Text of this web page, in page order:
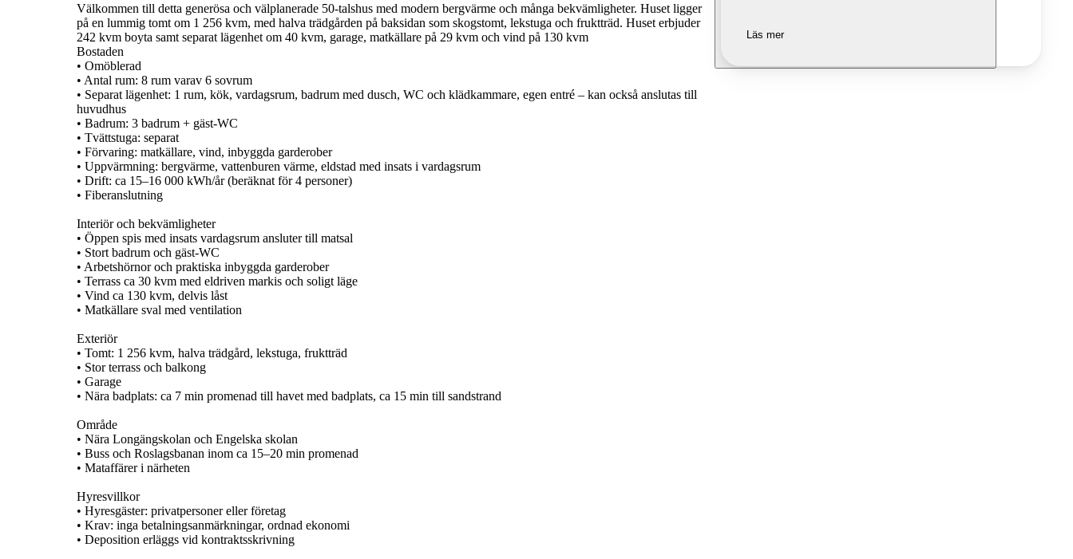
Välkommen till detta generösa och välplanerade 50-talshus med modern bergvärme och många bekvämligheter. Huset ligger
på en lummig tomt om 1 256 kvm, med halva trädgården på baksidan som skogstomt, lekstuga och fruktträd. Huset erbjuder
242 kvm boyta samt separat lägenhet om 40 kvm, garage, matkällare på 29 kvm och vind på 130 kvm
Bostaden
• Omöblerad
• Antal rum: 8 rum varav 6 sovrum
• Separat lägenhet: 1 rum, kök, vardagsrum, badrum med dusch, WC och klädkammare, egen entré – kan också anslutas till
huvudhus
• Badrum: 3 badrum + gäst-WC
• Tvättstuga: separat
• Förvaring: matkällare, vind, inbyggda garderober
• Uppvärmning: bergvärme, vattenburen värme, eldstad med insats i vardagsrum
• Drift: ca 15–16 000 kWh/år (beräknat för 4 personer)
• Fiberanslutning
Interiör och bekvämligheter
• Öppen spis med insats vardagsrum ansluter till matsal
• Stort badrum och gäst-WC
• Arbetshörnor och praktiska inbyggda garderober
• Terrass ca 30 kvm med eldriven markis och soligt läge
• Vind ca 130 kvm, delvis låst
• Matkällare sval med ventilation
Exteriör
• Tomt: 1 256 kvm, halva trädgård, lekstuga, fruktträd
• Stor terrass och balkong
• Garage
• Nära badplats: ca 7 min promenad till havet med badplats, ca 15 min till sandstrand
Område
• Nära Longängskolan och Engelska skolan
• Buss och Roslagsbanan inom ca 15–20 min promenad
• Mataffärer i närheten
Hyresvillkor
• Hyresgäster: privatpersoner eller företag
• Krav: inga betalningsanmärkningar, ordnad ekonomi
Läs mer